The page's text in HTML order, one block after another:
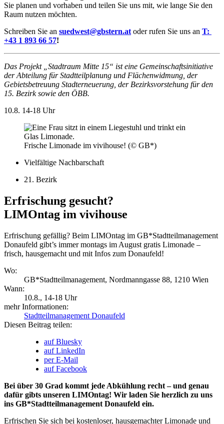
Sie planen und vorhaben und teilen Sie uns mit, wie lange Sie den
Raum nutzen möchten.
Schreiben Sie an suedwest@gbstern.at oder rufen Sie uns an T:
+43 1 893 66 57!
Das Projekt „Stadtraum Mitte 15“ ist eine Gemeinschaftsinitiative
der Abteilung für Stadtteilplanung und Flächenwidmung, der
Gebietsbetreuung Stadterneuerung, der Bezirksvorstehung für den
15. Bezirk sowie den ÖBB.
10.8. 14-18 Uhr
Frische Limonade im vivihouse! (© GB*)
Vielfältige Nachbarschaft
21. Bezirk
Erfrischung gesucht?
LIMOntag im vivihouse
Erfrischung gefällig? Beim LIMOntag im GB*Stadtteilmanagement
Donaufeld gibt’s immer montags im August gratis Limonade –
frisch, hausgemacht und mit Infos zum Donaufeld!
Wo:
GB*Stadtteilmanagement, Nordmanngasse 88, 1210 Wien
Wann:
10.8., 14-18 Uhr
mehr Informationen:
Stadtteilmanagement Donaufeld
Diesen Beitrag teilen:
auf Bluesky
auf LinkedIn
per E-Mail
auf Facebook
Bei über 30 Grad kommt jede Abkühlung recht – und genau
dafür gibts unseren LIMOntag! Wir laden Sie herzlich zu uns
ins GB*Stadtteilmanagement Donaufeld ein.
Erfrischen Sie sich bei kostenloser, hausgemachter Limonade und